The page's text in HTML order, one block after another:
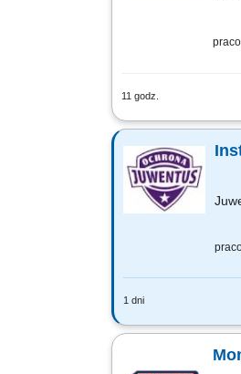
11 godz.
1 dni